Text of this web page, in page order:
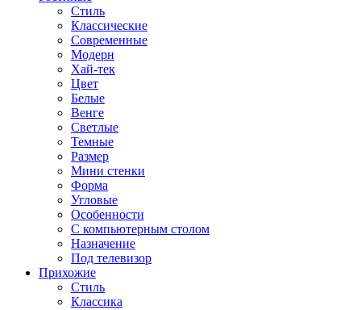
Стиль
Классические
Современные
Модерн
Хай-тек
Цвет
Белые
Венге
Светлые
Темные
Размер
Мини стенки
Форма
Угловые
Особенности
С компьютерным столом
Назначение
Под телевизор
Прихожие
Стиль
Классика